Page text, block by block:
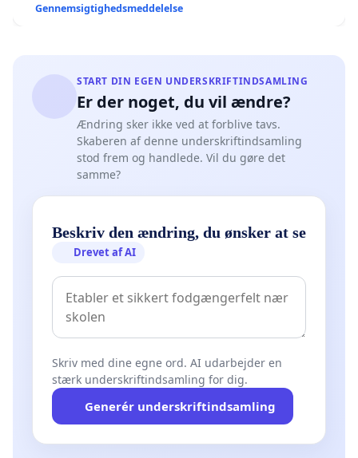
Gennemsigtighedsmeddelelse
START DIN EGEN UNDERSKRIFTINDSAMLING
Er der noget, du vil ændre?
Ændring sker ikke ved at forblive tavs.
Skaberen af denne underskriftindsamling
stod frem og handlede. Vil du gøre det
samme?
Beskriv den ændring, du ønsker at se
Drevet af AI
Skriv med dine egne ord. AI udarbejder en
stærk underskriftindsamling for dig.
Generér underskriftindsamling